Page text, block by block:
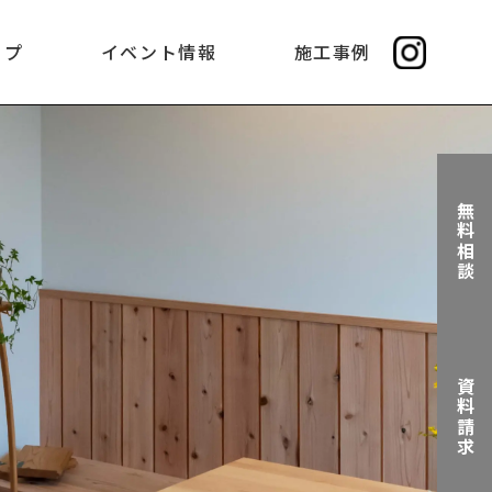
イベント情報 施工事例
無料相談
資料請求